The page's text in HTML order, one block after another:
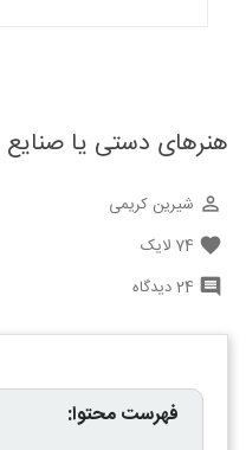
هنرهای دستی یا
perm_identity شیرین کریمی
favorite
74 لایک
comment 24 دیدگاه
فهرست محتوا: